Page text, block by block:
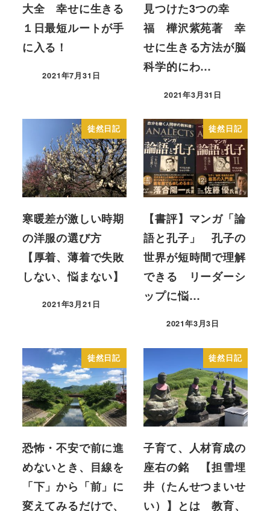
大全 幸せに生きる
１日最短ルートが手
に入る！
投稿日
2021年7月31日
見つけた3つの幸
福 樺沢紫苑著 幸
せに生きる方法が脳
科学的にわ…
投稿日
2021年3月31日
徒然日記
寒暖差が激しい時期
の洋服の選び方
【厚着、薄着で失敗
しない、悩まない】
投稿日
2021年3月21日
徒然日記
【書評】マンガ「論
語と孔子」 孔子の
世界が短時間で理解
できる リーダーシ
ップに悩…
投稿日
2021年3月3日
徒然日記
恐怖・不安で前に進
めないとき、目線を
「下」から「前」に
変えてみるだけで、
徒然日記
子育て、人材育成の
座右の銘 【担雪埋
井（たんせつまいせ
い）】とは 教育、